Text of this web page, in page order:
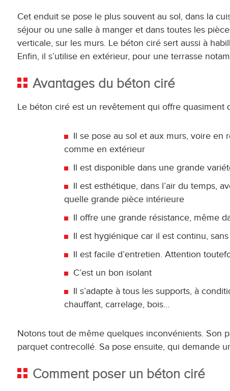
Cet enduit se pose le plus souvent au sol, dans la
séjour ou une salle à manger et dans toutes les
verticale, sur les murs. Le béton ciré sert aussi à
Enfin, il s’utilise en extérieur, pour une terrasse
Avantages du béton ciré
Le béton ciré est un revêtement qui offre quasiment
Il se pose au sol et aux murs, voire en
comme en extérieur
Il est disponible dans une grande
Il est esthétique, dans l’air du temps,
quelle grande pièce intérieure
Il offre une grande résistance, même
Il est hygiénique car il est continu,
Il est facile d’entretien. Attention
C’est un bon isolant
Il s’adapte à tous les supports, à
chauffant, carrelage, bois…
Notons tout de même quelques inconvénients. Son
parquet contrecollé. Sa pose ensuite, qui demande
Comment poser un béton ciré